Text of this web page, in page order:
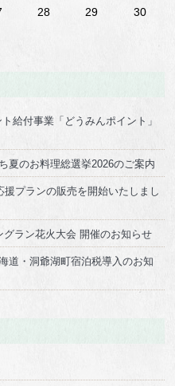
28 29
30
給付事業「どうみんポイント」
夏のお料理総選挙2026のご案内
援プランの販売を開始いたしまし
グラン花火大会 開催のお知らせ
道・洞爺湖町宿泊税導入のお知